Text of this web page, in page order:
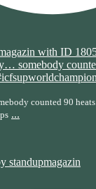
with ID
counted 90
...
standupmagazin